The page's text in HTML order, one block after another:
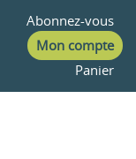
Abonnez-vous
Mon compte
Panier